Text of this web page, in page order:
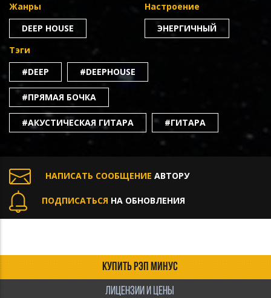
Жанры
DEEP HOUSE
Настроение
ЭНЕРГИЧНЫЙ
Тэги
#DEEP
#DEEPHOUSE
#ПРЯМАЯ БОЧКА
#АКУСТИЧЕСКАЯ ГИТАРА #ГИТАРА
НАПИСАТЬ СООБЩЕНИЕ АВТОРУ
ПОДПИСАТЬСЯ НА ОБНОВЛЕНИЯ
КУПИТЬ РЭП МИНУС
ЛИЦЕНЗИИ И ЦЕНЫ